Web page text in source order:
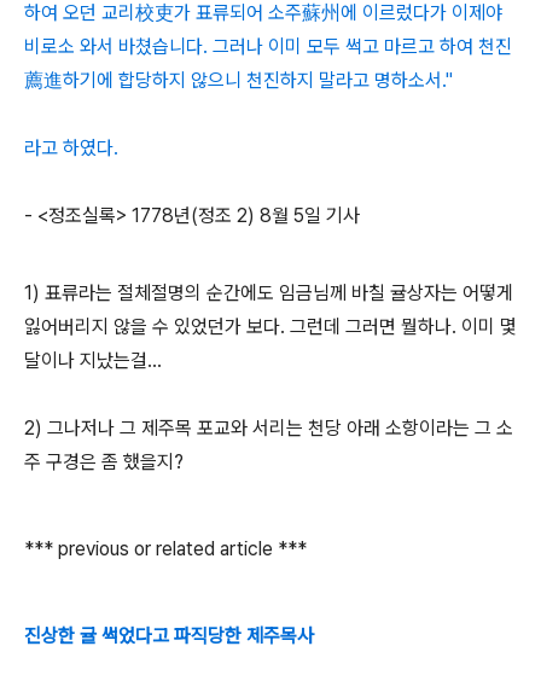
하여 오던 교리校吏가 표류되어 소주蘇州에 이르렀다가 이제야
비로소 와서 바쳤습니다. 그러나 이미 모두 썩고 마르고 하여 천진
薦進하기에 합당하지 않으니 천진하지 말라고 명하소서."
라고 하였다.
- <정조실록> 1778년(정조 2) 8월 5일 기사
1) 표류라는 절체절명의 순간에도 임금님께 바칠 귤상자는 어떻게
잃어버리지 않을 수 있었던가 보다. 그런데 그러면 뭘하나. 이미 몇
달이나 지났는걸...
2) 그나저나 그 제주목 포교와 서리는 천당 아래 소항이라는 그 소
주 구경은 좀 했을지?
*** previous or related article ***
진상한 귤 썩었다고 파직당한 제주목사